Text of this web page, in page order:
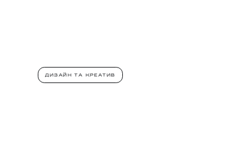
ДИЗАЙН ТА КРЕАТИВ